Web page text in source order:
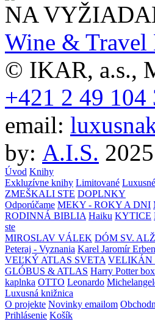
NA
Wine & Travel
© IKAR, a.s.,
+421 2 49 104
email:
by: A.I.S. 2025
Úvod Knihy
Exkluzívne knihy Limitované
ZMEŠKALI STE DOPLNKY
Odporúčame MEKY - ROKY A DNI
RODINNÁ BIBLIA Haiku KYTICE
ste
MIROSLAV VÁLEK DÓM SV.
Peteraj - Vyznania Karel Jaromír
VEĽKÝ ATLAS SVETA VELIKÁN
GLÓBUS & ATLAS Harry Potter box
kaplnka OTTO Leonardo
Luxusná knižnica
O projekte Novinky emailom
Prihlásenie Košík